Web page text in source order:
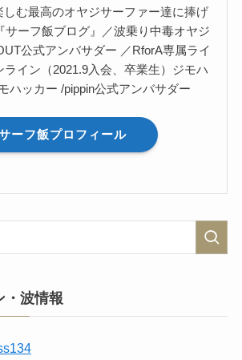
しむ最高のオヤジサーファー達に捧げ
サーフ飯ブログ』／波乗り中毒オヤジ
公式アンバサダー ／RforA専属ライ
ライン（2021.9入会、卒業生）ジモハ
ハッカー /pippin公式アンバサダー
ーフ飯プロフィール
・波情報